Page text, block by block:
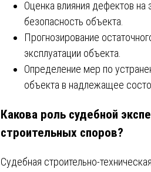
Оценка влияния дефектов на
безопасность объекта.
Прогнозирование
эксплуатации объекта.
Определение мер по
объекта в надлежащее
Какова роль судебной
строительных споров?
Судебная строительно-